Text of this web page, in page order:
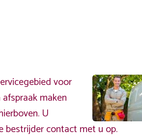
voor
maken
U
bestrijder contact met u op.